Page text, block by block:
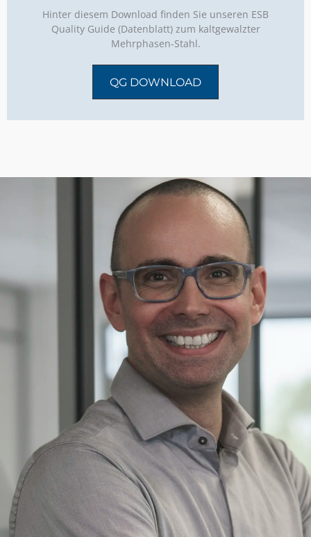
Hinter diesem Download finden Sie unseren ESB
Quality Guide (Datenblatt) zum kaltgewalzter
Mehrphasen-Stahl.
QG DOWNLOAD